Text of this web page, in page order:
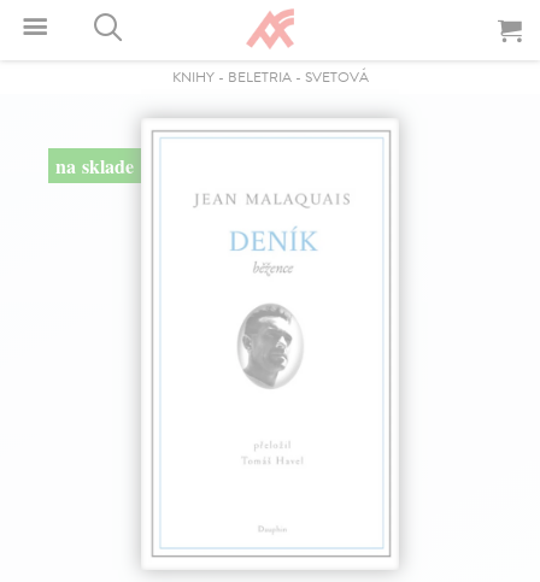
KNIHY- BELETRIA- SVETOVÁ
na sklade